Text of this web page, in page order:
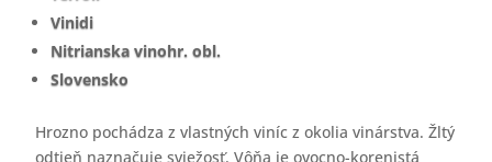
Vinidi
Nitrianska vinohr. obl.
Slovensko
Hrozno pochádza z vlastných viníc z okolia vinárstva. Žltý
odtieň naznačuje sviežosť. Vôňa je ovocno-korenistá